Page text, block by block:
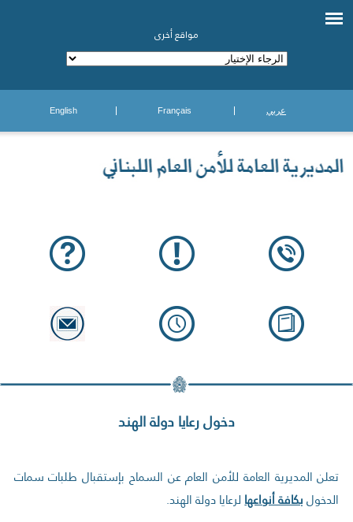
مواقع أخرى
عربي Français
English
دخول رعايا دولة الهند
تعلن المديرية العامة للأمن العام عن السماح بإستقبال طلبات سمات
الدخولبكافة أنواعهالرعايا دولة الهند.